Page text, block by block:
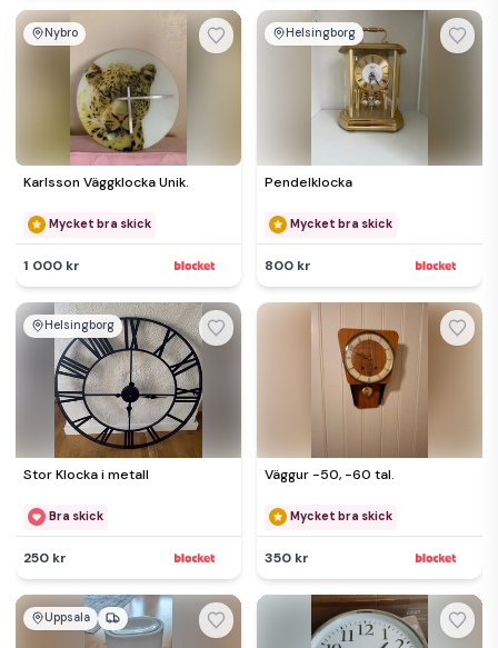
Nybro
Karlsson Väggklocka Unik.
Mycket bra skick
1 000 kr
Helsingborg
Pendelklocka
Mycket bra skick
800 kr
Helsingborg
Stor Klocka i metall
Bra skick
250 kr
Väggur -50, -60 tal.
Mycket bra skick
350 kr
Uppsala